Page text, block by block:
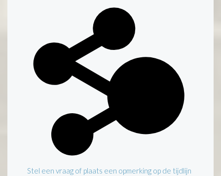
Stel een vraag of plaats een opmerking op de tijdlijn